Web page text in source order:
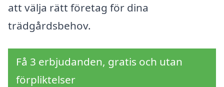
att välja rätt företag för dina
trädgårdsbehov.
Få 3 erbjudanden, gratis och utan
förpliktelser